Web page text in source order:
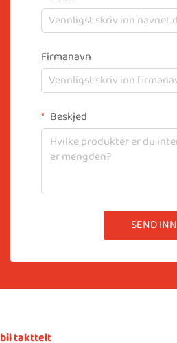
Firmanavn
Beskjed
SEND INN
bil takttelt